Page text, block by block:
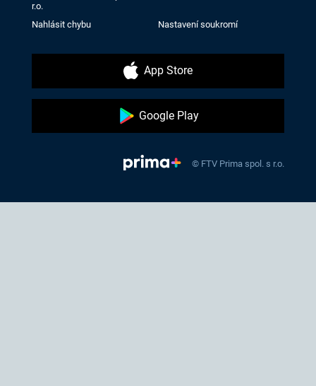
r.o.
Nahlásit chybu Nastavení soukromí
App Store
Google Play
© FTV Prima spol. s r.o.